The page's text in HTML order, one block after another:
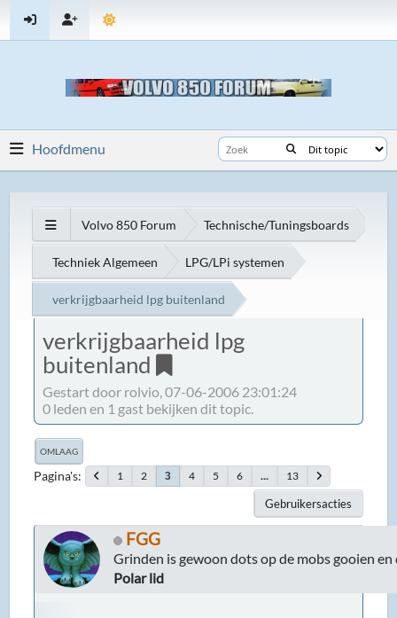
Hoofdmenu
Volvo 850 Forum Technische/Tuningsboards
Techniek Algemeen LPG/LPi systemen
verkrijgbaarheid lpg buitenland
verkrijgbaarheid lpg
buitenland
Gestart door rolvio, 07-06-2006 23:01:24
0 leden en 1 gast bekijken dit topic.
OMLAAG
Pagina's 1 2 3 4 5 6 ... 13
Gebruikersacties
FGG
Grinden is gewoon dots op de mobs gooien
Polar lid